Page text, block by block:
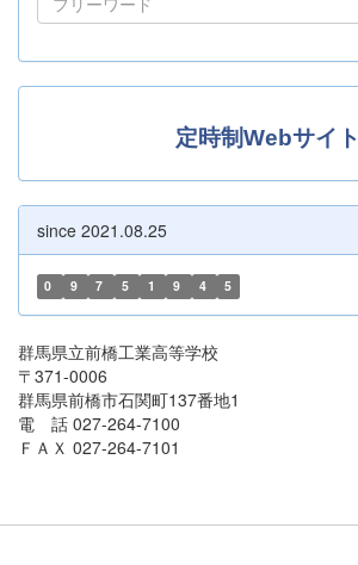
定時制Webサイト
since 2021.08.25
0 9 7 5 1 9 4 5
群馬県立前橋工業高等学校
〒371-0006
群馬県前橋市石関町137番地1
電 話 027-264-7100
ＦＡＸ 027-264-7101